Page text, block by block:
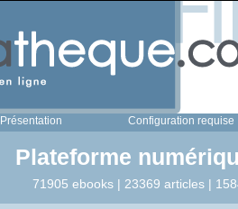
Présentation Configuration requise
Plateforme
71905 ebooks | 23369 articles |